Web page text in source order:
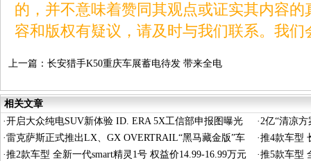
的，并不意味着赞同其观点或证实其内容
容和版权有疑议，请及时与我们联系。我
上一篇： 长安猎手K50重庆车展蓄电待发 带来全电
相关文章
·开启大众纯电SUV新体验 ID. ERA 5X工信部申报图曝光 ·2亿“清凉
·雷克萨斯正式推出LX、GX OVERTRAIL“黑马藏金版”车
型
·推4款车型
·推2款车型 全新一代smart精灵1号 权益价14.99-16.99万元 ·推5款车型